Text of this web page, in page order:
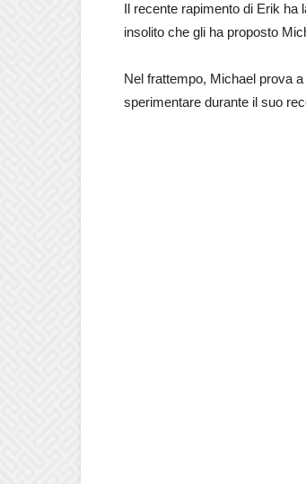
Il recente rapimento di Erik ha
insolito che gli ha proposto
Nel frattempo, Michael prova
sperimentare durante il suo